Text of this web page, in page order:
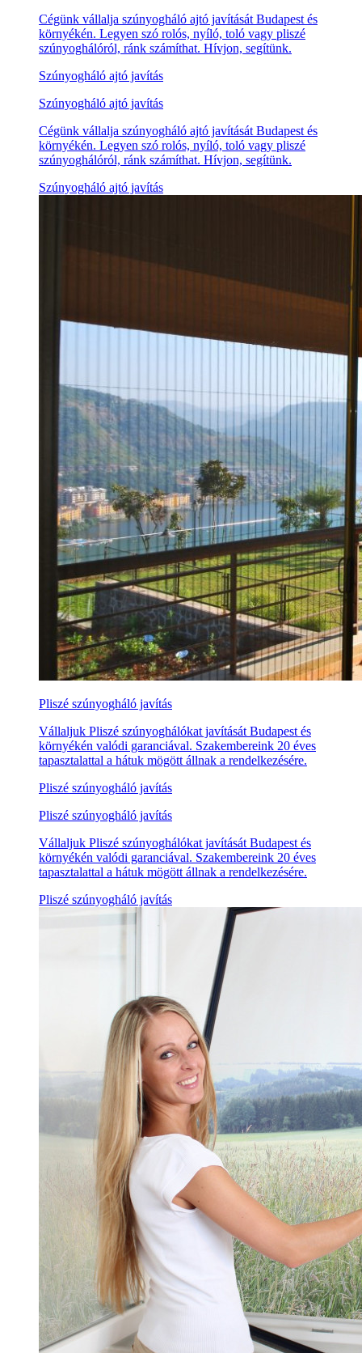
Cégünk vállalja szúnyogháló ajtó javítását Budapest és
környékén. Legyen szó rolós, nyíló, toló vagy pliszé
szúnyoghálóról, ránk számíthat. Hívjon, segítünk.
Szúnyogháló ajtó javítás
Szúnyogháló ajtó javítás
Cégünk vállalja szúnyogháló ajtó javítását Budapest és
környékén. Legyen szó rolós, nyíló, toló vagy pliszé
szúnyoghálóról, ránk számíthat. Hívjon, segítünk.
Szúnyogháló ajtó javítás
Pliszé szúnyogháló javítás
Vállaljuk Pliszé szúnyoghálókat javítását Budapest és
környékén valódi garanciával. Szakembereink 20 éves
tapasztalattal a hátuk mögött állnak a rendelkezésére.
Pliszé szúnyogháló javítás
Pliszé szúnyogháló javítás
Vállaljuk Pliszé szúnyoghálókat javítását Budapest és
környékén valódi garanciával. Szakembereink 20 éves
tapasztalattal a hátuk mögött állnak a rendelkezésére.
Pliszé szúnyogháló javítás